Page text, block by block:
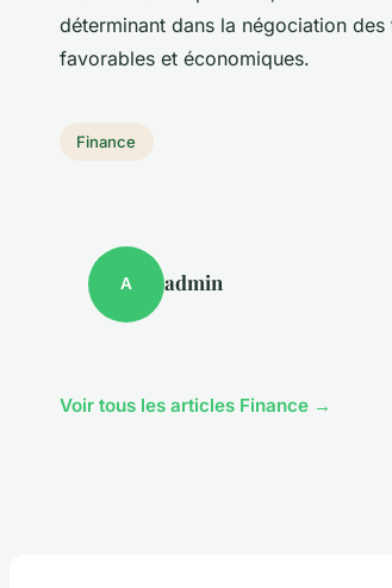
déterminant dans la négociation
favorables et économiques.
Finance
A admin
Voir tous les articles Finance →